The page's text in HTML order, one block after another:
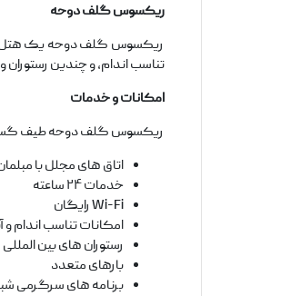
ریکسوس گلف دوحه
تناسب اندام، و چندین رستوران و
امکانات و خدمات
ریکسوس گلف دوحه طیف
اتاق های مجلل با
خدمات ۲۴ ساعته
Wi-Fi رایگان
امکانات تناسب اندام و
رستوران های بین المللی
بارهای متعدد
برنامه های سرگرمی